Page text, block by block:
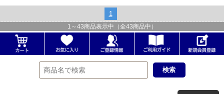
1
1 ～ 43商品表示中（全43商品中）